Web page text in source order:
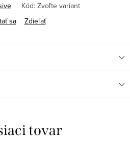
Kód: Zvoľte variant
sa
Zdieľať
tovar